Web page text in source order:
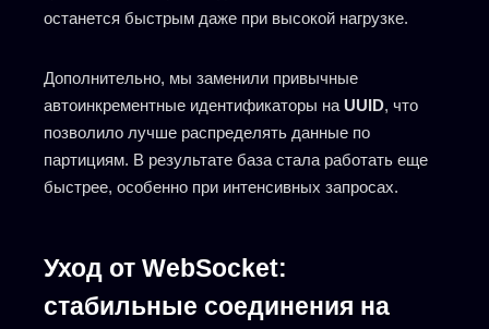
останется быстрым даже при высокой нагрузке.
Дополнительно, мы заменили привычные
автоинкрементные идентификаторы на UUID, что
позволило лучше распределять данные по
партициям. В результате база стала работать еще
быстрее, особенно при интенсивных запросах.
Уход от WebSocket:
стабильные соединения на